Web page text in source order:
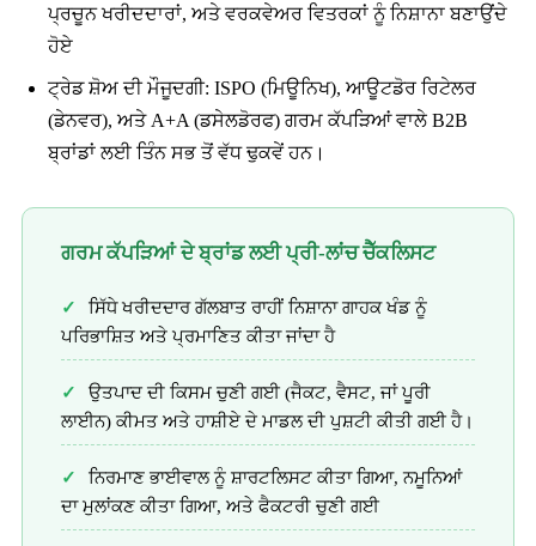
ਪ੍ਰਚੂਨ ਖਰੀਦਦਾਰਾਂ, ਅਤੇ ਵਰਕਵੇਅਰ ਵਿਤਰਕਾਂ ਨੂੰ ਨਿਸ਼ਾਨਾ ਬਣਾਉਂਦੇ
ਹੋਏ
ਟ੍ਰੇਡ ਸ਼ੋਅ ਦੀ ਮੌਜੂਦਗੀ: ISPO (ਮਿਊਨਿਖ), ਆਊਟਡੋਰ ਰਿਟੇਲਰ
(ਡੇਨਵਰ), ਅਤੇ A+A (ਡਸੇਲਡੋਰਫ) ਗਰਮ ਕੱਪੜਿਆਂ ਵਾਲੇ B2B
ਬ੍ਰਾਂਡਾਂ ਲਈ ਤਿੰਨ ਸਭ ਤੋਂ ਵੱਧ ਢੁਕਵੇਂ ਹਨ।
ਗਰਮ ਕੱਪੜਿਆਂ ਦੇ ਬ੍ਰਾਂਡ ਲਈ ਪ੍ਰੀ-ਲਾਂਚ ਚੈੱਕਲਿਸਟ
ਸਿੱਧੇ ਖਰੀਦਦਾਰ ਗੱਲਬਾਤ ਰਾਹੀਂ ਨਿਸ਼ਾਨਾ ਗਾਹਕ ਖੰਡ ਨੂੰ
ਪਰਿਭਾਸ਼ਿਤ ਅਤੇ ਪ੍ਰਮਾਣਿਤ ਕੀਤਾ ਜਾਂਦਾ ਹੈ
ਉਤਪਾਦ ਦੀ ਕਿਸਮ ਚੁਣੀ ਗਈ (ਜੈਕਟ, ਵੈਸਟ, ਜਾਂ ਪੂਰੀ
ਲਾਈਨ) ਕੀਮਤ ਅਤੇ ਹਾਸ਼ੀਏ ਦੇ ਮਾਡਲ ਦੀ ਪੁਸ਼ਟੀ ਕੀਤੀ ਗਈ ਹੈ।
ਨਿਰਮਾਣ ਭਾਈਵਾਲ ਨੂੰ ਸ਼ਾਰਟਲਿਸਟ ਕੀਤਾ ਗਿਆ, ਨਮੂਨਿਆਂ
ਦਾ ਮੁਲਾਂਕਣ ਕੀਤਾ ਗਿਆ, ਅਤੇ ਫੈਕਟਰੀ ਚੁਣੀ ਗਈ